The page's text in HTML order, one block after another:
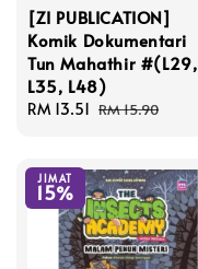
[ZI PUBLICATION]
Komik Dokumentari
Tun Mahathir #(L29,
L35, L48)
Sale
RM 13.51 Regular
RM 15.90
JIMAT
15%